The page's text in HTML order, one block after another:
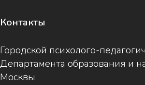
Контакты
Городской психолого-
Департамента образования и
Москвы